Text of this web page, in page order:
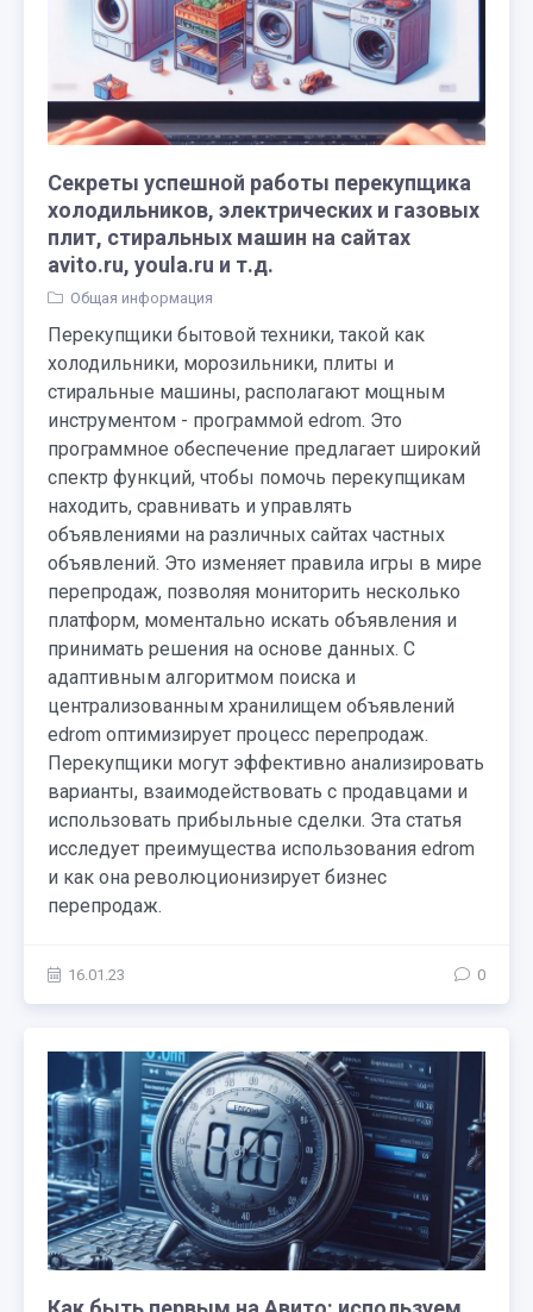
Секреты успешной работы перекупщика
холодильников, электрических и газовых
плит, стиральных машин на сайтах
avito.ru, youla.ru и т.д.
Общая информация
Перекупщики бытовой техники, такой как
холодильники, морозильники, плиты и
стиральные машины, располагают мощным
инструментом - программой edrom. Это
программное обеспечение предлагает широкий
спектр функций, чтобы помочь перекупщикам
находить, сравнивать и управлять
объявлениями на различных сайтах частных
объявлений. Это изменяет правила игры в мире
перепродаж, позволяя мониторить несколько
платформ, моментально искать объявления и
принимать решения на основе данных. С
адаптивным алгоритмом поиска и
централизованным хранилищем объявлений
edrom оптимизирует процесс перепродаж.
Перекупщики могут эффективно анализировать
варианты, взаимодействовать с продавцами и
использовать прибыльные сделки. Эта статья
исследует преимущества использования edrom
и как она революционизирует бизнес
перепродаж.
16.01.23 0